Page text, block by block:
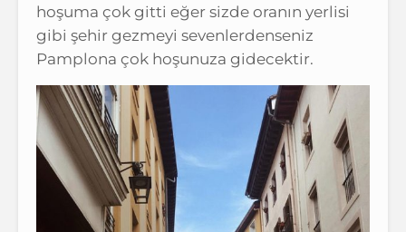
hoşuma çok gitti eğer sizde oranın yerlisi
gibi şehir gezmeyi sevenlerdenseniz
Pamplona çok hoşunuza gidecektir.